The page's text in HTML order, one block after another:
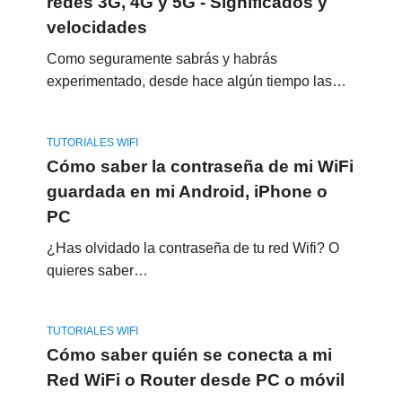
velocidades
Como seguramente sabrás y habrás
experimentado, desde hace algún tiempo las…
TUTORIALES WIFI
Cómo saber la contraseña de mi WiFi
guardada en mi Android, iPhone o
PC
¿Has olvidado la contraseña de tu red Wifi? O
quieres saber…
TUTORIALES WIFI
Cómo saber quién se conecta a mi
Red WiFi o Router desde PC o móvil